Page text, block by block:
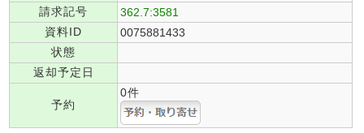
請求記号
362.7:3581
資料ID
0075881433
状態
返却予定日
予約
0件